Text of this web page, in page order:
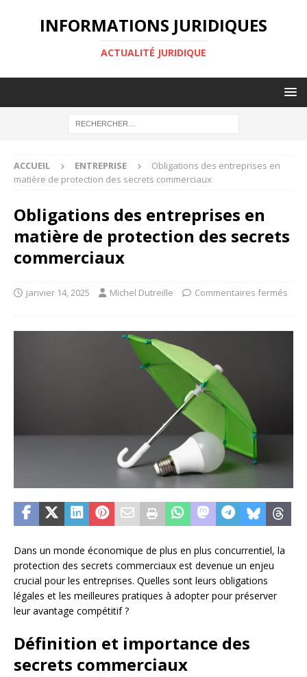
INFORMATIONS JURIDIQUES
ACTUALITÉ JURIDIQUE
ACCUEIL ENTREPRISE
Obligations des entreprises en
matière de protection des secrets commerciaux
Obligations des entreprises en
matière de protection des secrets
commerciaux
janvier 14, 2025 Michel Dutreille Commentaires fermés
Dans un monde économique de plus en plus concurrentiel, la
protection des secrets commerciaux est devenue un enjeu
crucial pour les entreprises. Quelles sont leurs obligations
légales et les meilleures pratiques à adopter pour préserver
leur avantage compétitif ?
Définition et importance des
secrets commerciaux